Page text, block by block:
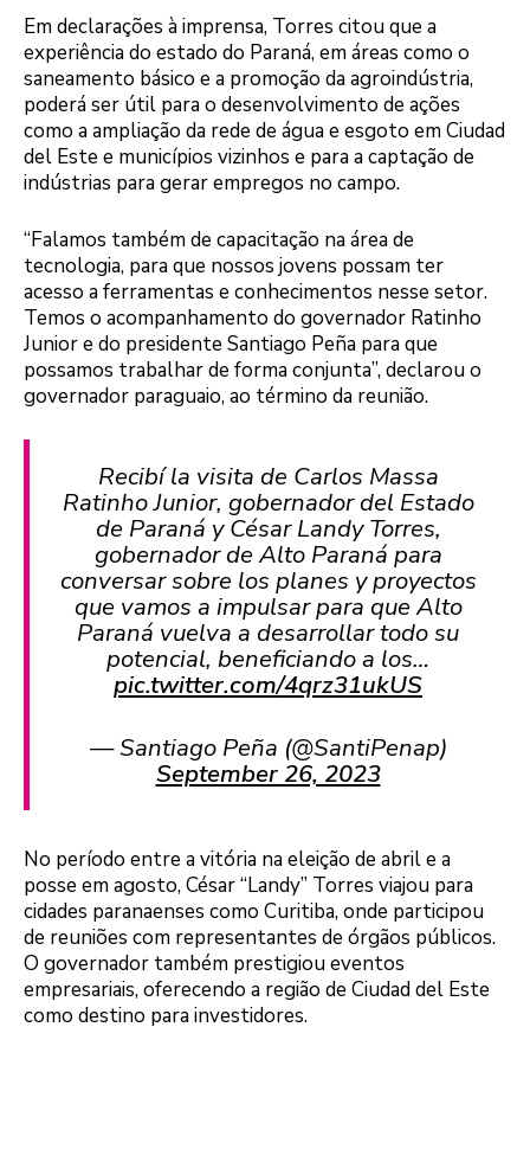
Em declarações à imprensa, Torres citou que a
experiência do estado do Paraná, em áreas como o
saneamento básico e a promoção da agroindústria,
poderá ser útil para o desenvolvimento de ações
como a ampliação da rede de água e esgoto em Ciudad
del Este e municípios vizinhos e para a captação de
indústrias para gerar empregos no campo.
“Falamos também de capacitação na área de
tecnologia, para que nossos jovens possam ter
acesso a ferramentas e conhecimentos nesse setor.
Temos o acompanhamento do governador Ratinho
Junior e do presidente Santiago Peña para que
possamos trabalhar de forma conjunta”, declarou o
governador paraguaio, ao término da reunião.
Recibí la visita de Carlos Massa
Ratinho Junior, gobernador del Estado
de Paraná y César Landy Torres,
gobernador de Alto Paraná para
conversar sobre los planes y proyectos
que vamos a impulsar para que Alto
Paraná vuelva a desarrollar todo su
potencial, beneficiando a los…
pic.twitter.com/4qrz31ukUS
— Santiago Peña (@SantiPenap)
September 26, 2023
No período entre a vitória na eleição de abril e a
posse em agosto, César “Landy” Torres viajou para
cidades paranaenses como Curitiba, onde participou
de reuniões com representantes de órgãos públicos.
O governador também prestigiou eventos
empresariais, oferecendo a região de Ciudad del Este
como destino para investidores.